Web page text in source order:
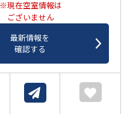
※現在空室情報は
ございません
最新情報を
確認する